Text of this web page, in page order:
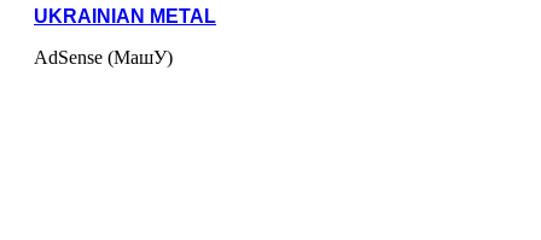
UKRAINIAN METAL
AdSense (МашУ)